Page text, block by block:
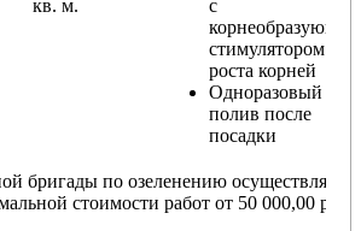
кв. м.
с
корнеобразующим
стимулятором
роста корней
Одноразовый
полив после
посадки
бригады по озеленению осуществляется
стоимости работ от 50 000,00 руб.